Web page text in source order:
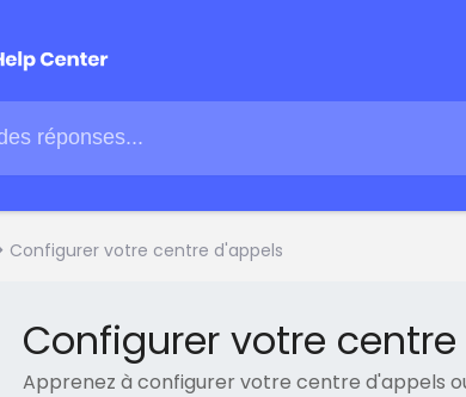
Configurer votre centre d'appels
Configurer votre
Apprenez à configurer votre centre d'appels